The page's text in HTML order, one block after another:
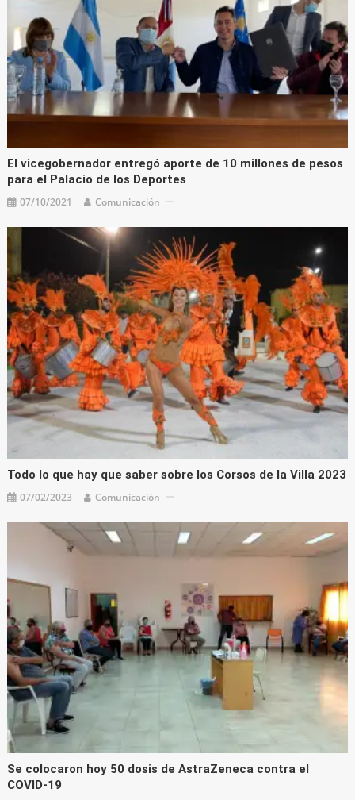
El vicegobernador entregó aporte de 10 millones de pesos
para el Palacio de los Deportes
07/10/2021 Comunicación
Todo lo que hay que saber sobre los Corsos de la Villa 2023
07/02/2023 Comunicación
Se colocaron hoy 50 dosis de AstraZeneca contra el
COVID-19